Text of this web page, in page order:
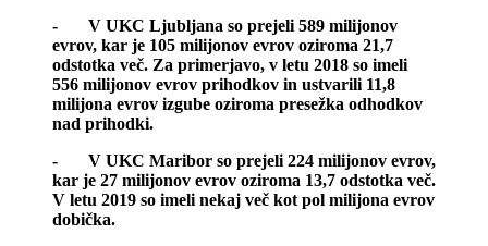
- V UKC Ljubljana so prejeli 589 milijonov
evrov, kar je 105 milijonov evrov oziroma 21,7
odstotka več. Za primerjavo, v letu 2018 so imeli
556 milijonov evrov prihodkov in ustvarili 11,8
milijona evrov izgube oziroma presežka odhodkov
nad prihodki.
- V UKC Maribor so prejeli 224 milijonov evrov,
kar je 27 milijonov evrov oziroma 13,7 odstotka več.
V letu 2019 so imeli nekaj več kot pol milijona evrov
dobička.